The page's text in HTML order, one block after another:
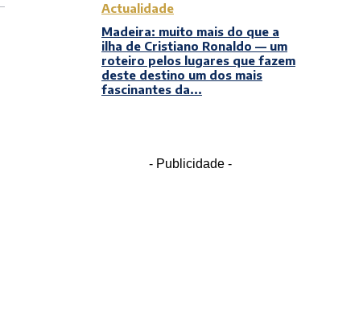
Actualidade
Madeira: muito mais do que a
ilha de Cristiano Ronaldo — um
roteiro pelos lugares que fazem
deste destino um dos mais
fascinantes da...
- Publicidade -